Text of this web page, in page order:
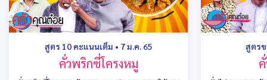
สูตร 10 คะแนนเต็ม • 7 ม.ค. 65
คั่วพริกซี่โครงหมู
สูตร